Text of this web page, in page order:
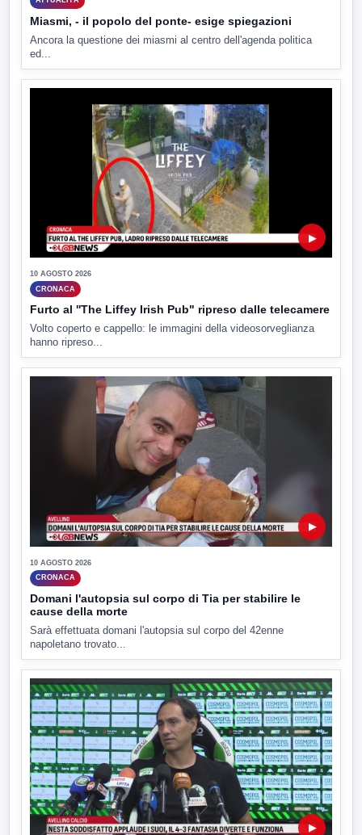
Miasmi, - il popolo del ponte- esige spiegazioni
Ancora la questione dei miasmi al centro dell'agenda politica
ed...
▶
10 AGOSTO 2026
CRONACA
Furto al ''The Liffey Irish Pub" ripreso dalle telecamere
Volto coperto e cappello: le immagini della videosorveglianza
hanno ripreso...
▶
10 AGOSTO 2026
CRONACA
Domani l'autopsia sul corpo di Tia per stabilire le
cause della morte
Sarà effettuata domani l'autopsia sul corpo del 42enne
napoletano trovato...
▶